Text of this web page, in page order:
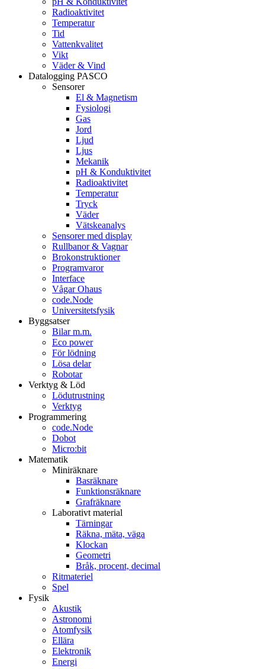
Radioaktivitet
Temperatur
Tid
Vattenkvalitet
Vikt
Väder & Vind
Datalogging PASCO
Sensorer
El & Magnetism
Fysiologi
Gas
Jord
Ljud
Ljus
Mekanik
pH & Konduktivitet
Radioaktivitet
Temperatur
Tryck
Väder
Vätskeanalys
Sensorer med display
Rullbanor & Vagnar
Brokonstruktioner
Programvaror
Interface
Vågar Ohaus
code.Node
Universitetsfysik
Byggsatser
Bilar m.m.
Eco power
För lödning
Lösa delar
Robotar
Verktyg & Löd
Lödutrustning
Verktyg
Programmering
code.Node
Dobot
Micro:bit
Matematik
Miniräknare
Basräknare
Funktionsräknare
Grafräknare
Laborativt material
Tärningar
Räkna, mäta, väga
Klockan
Geometri
Bråk, procent, decimal
Ritmateriel
Spel
Fysik
Akustik
Astronomi
Atomfysik
Ellära
Elektronik
Energi